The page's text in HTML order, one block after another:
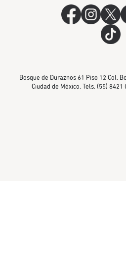
Bosque de Duraznos 61 Piso 12 Col.
Ciudad de México. Tels. (55)